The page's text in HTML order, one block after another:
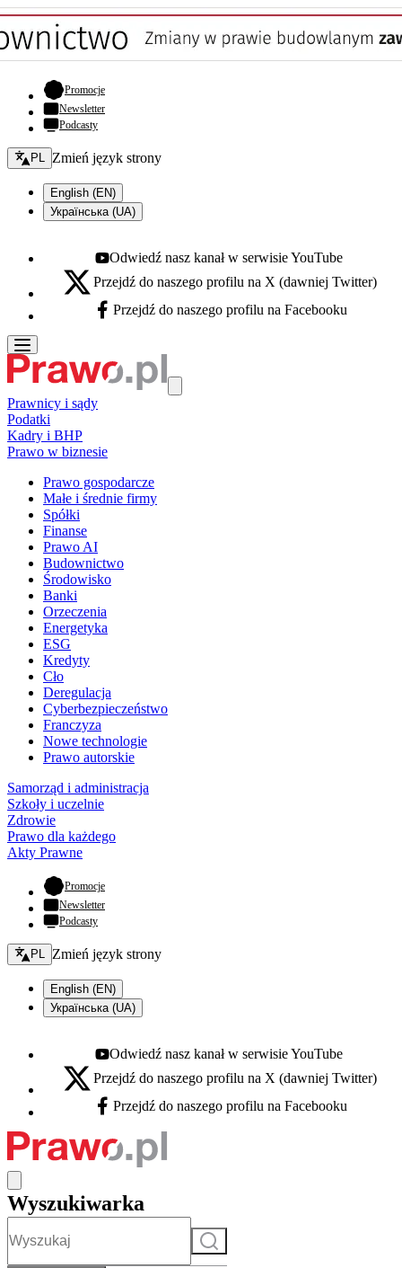
Promocje- otwiera się w nowej karcie
Newsletter
Podcasty
Zmień język - bieżący:
PL Zmień język strony
English (EN)
Українська (UA)
Youtube - otwiera się w nowej karcie
Odwiedź nasz kanał w serwisie YouTube
X - otwiera się w nowej karcie
Przejdź do naszego profilu na X (dawniej Twitter)
Facebook - otwiera się w nowej karcie
Przejdź do naszego profilu na Facebooku
Prawnicy i sądy
Podatki
Kadry i BHP
Prawo w biznesie
Prawo gospodarcze
Małe i średnie firmy
Spółki
Finanse
Prawo AI
Budownictwo
Środowisko
Banki
Orzeczenia
Energetyka
ESG
Kredyty
Cło
Deregulacja
Cyberbezpieczeństwo
Franczyza
Nowe technologie
Prawo autorskie
Samorząd i administracja
Szkoły i uczelnie
Zdrowie
Prawo dla każdego
Akty Prawne
Promocje- otwiera się w nowej karcie
Newsletter
Podcasty
Zmień język - bieżący:
PL Zmień język strony
English (EN)
Українська (UA)
Youtube - otwiera się w nowej karcie
Odwiedź nasz kanał w serwisie YouTube
X - otwiera się w nowej karcie
Przejdź do naszego profilu na X (dawniej Twitter)
Facebook - otwiera się w nowej karcie
Przejdź do naszego profilu na Facebooku
Wyszukiwarka
Szukaj